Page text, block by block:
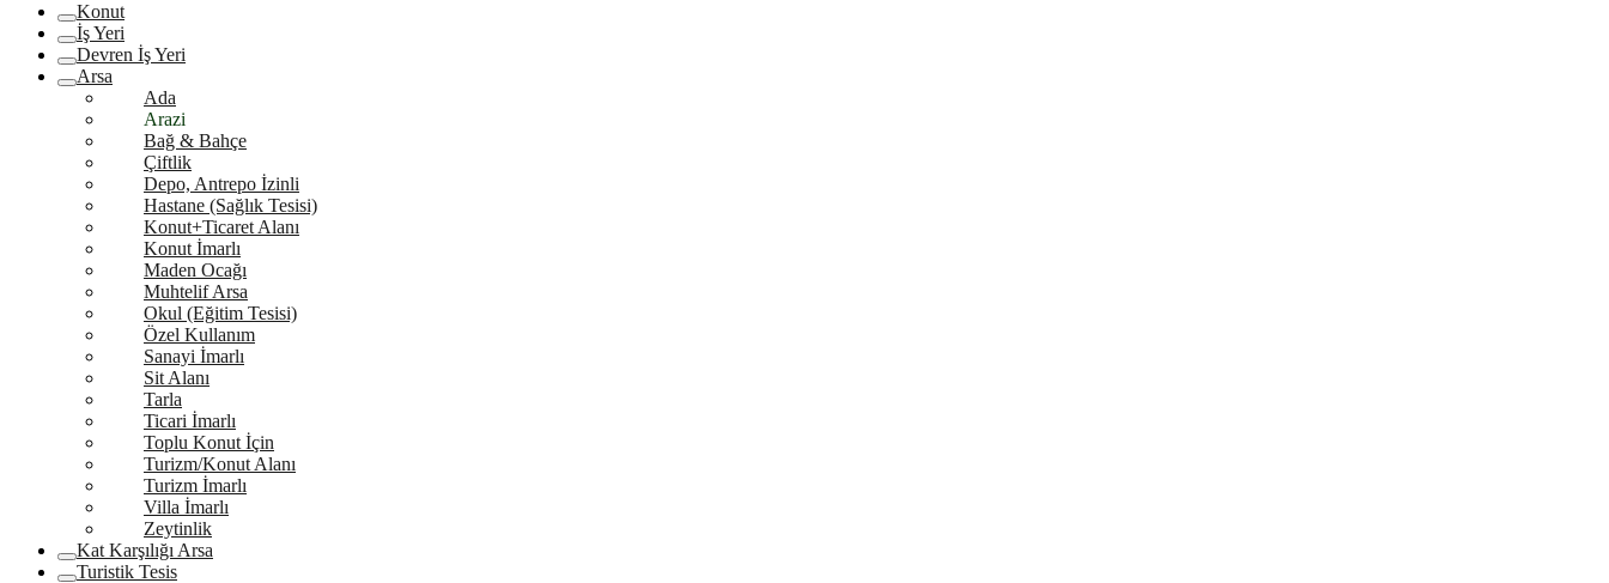
Konut
İş Yeri
Devren İş Yeri
Arsa
Ada
Arazi
Bağ & Bahçe
Çiftlik
Depo, Antrepo İzinli
Hastane (Sağlık Tesisi)
Konut+Ticaret Alanı
Konut İmarlı
Maden Ocağı
Muhtelif Arsa
Okul (Eğitim Tesisi)
Özel Kullanım
Sanayi İmarlı
Sit Alanı
Tarla
Ticari İmarlı
Toplu Konut İçin
Turizm/Konut Alanı
Turizm İmarlı
Villa İmarlı
Zeytinlik
Kat Karşılığı Arsa
Turistik Tesis